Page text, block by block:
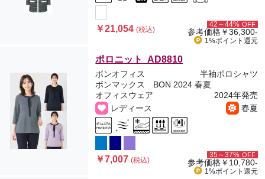
￥21,054(税込)
42～44% OFF
参考価格￥36,300-
1%ポイント 還元
ポロニット AD8810
ボンオフィス
半袖ポロシャツ
ボンマックス BON 2024 春夏
オフィスウェア
2024年発売
レディース
春夏
￥7,007(税込)
35～37% OFF
参考価格￥10,780-
1%ポイント 還元